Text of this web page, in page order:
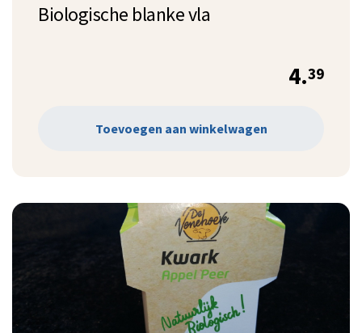
Biologische blanke vla
4.39
Toevoegen aan winkelwagen